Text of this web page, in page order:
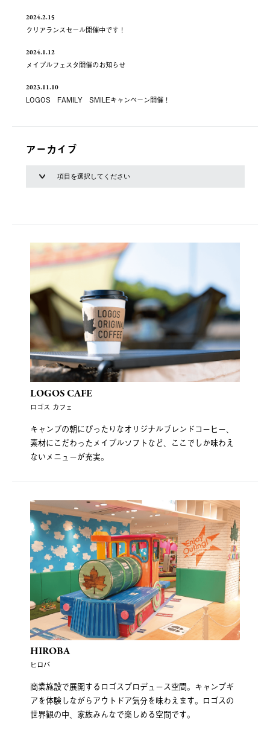
2024.2.15
クリアランスセール開催中です！
2024.1.12
メイプルフェスタ開催のお知らせ
2023.11.10
LOGOS FAMILY SMILEキャンペーン開催！
アーカイブ
LOGOS CAFE
ロゴス カフェ
キャンプの朝にぴったりなオリジナルブレンドコーヒー、
素材にこだわったメイプルソフトなど、ここでしか味わえ
ないメニューが充実。
HIROBA
ヒロバ
商業施設で展開するロゴスプロデュース空間。キャンプギ
アを体験しながらアウトドア気分を味わえます。ロゴスの
世界観の中、家族みんなで楽しめる空間です。